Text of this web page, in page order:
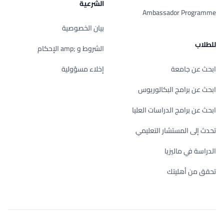
Ambassador Programme
للطلاب
ابحث عن جامعة
ابحث عن برامج البكالوريوس
ابحث عن برامج الدراسات العليا
تحدث إلى المستشار التعليمي
الدراسة في ماليزيا
تحقق من أهليتك
الشرعية
بيان الخصوصية
الشروط و ;amp الإحكام
إخلاء مسؤولية